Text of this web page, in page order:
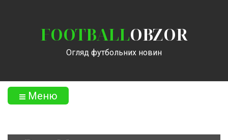
FOOTBALLOBZOR
Огляд футбольних новин
Меню